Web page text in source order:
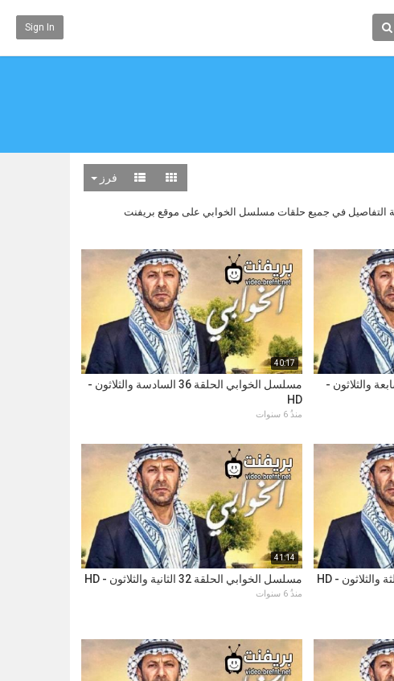
Sign In
فرز
التفاصيل في جميع حلقات مسلسل الخوابي على موقع بريفنت
الحلقة 37 السابعة والثلاثون -
40:17
مسلسل الخوابي الحلقة 36 السادسة والثلاثون -
HD
منذُ 6 سنوات
41:14
مسلسل الخوابي الحلقة 32 الثانية والثلاثون - HD
منذُ 6 سنوات